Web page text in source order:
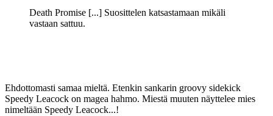
Death Promise [...] Suosittelen katsastamaan mikäli
vastaan sattuu.
Ehdottomasti samaa mieltä. Etenkin sankarin groovy sidekick
Speedy Leacock on magea hahmo. Miestä muuten näyttelee mies
nimeltään Speedy Leacock...!